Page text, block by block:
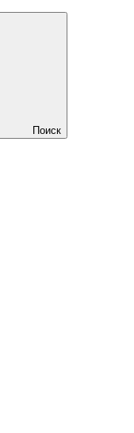
Поиск